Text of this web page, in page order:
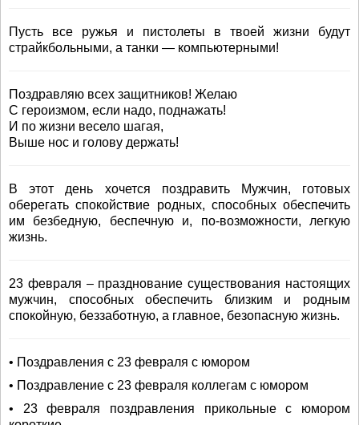
Пусть все ружья и пистолеты в твоей жизни будут
страйкбольными, а танки — компьютерными!
Поздравляю всех защитников! Желаю
С героизмом, если надо, поднажать!
И по жизни весело шагая,
Выше нос и голову держать!
В этот день хочется поздравить Мужчин, готовых
оберегать спокойствие родных, способных обеспечить
им безбедную, беспечную и, по-возможности, легкую
жизнь.
23 февраля – празднование существования настоящих
мужчин, способных обеспечить близким и родным
спокойную, беззаботную, а главное, безопасную жизнь.
• Поздравления с 23 февраля с юмором
• Поздравление с 23 февраля коллегам с юмором
• 23 февраля поздравления прикольные с юмором